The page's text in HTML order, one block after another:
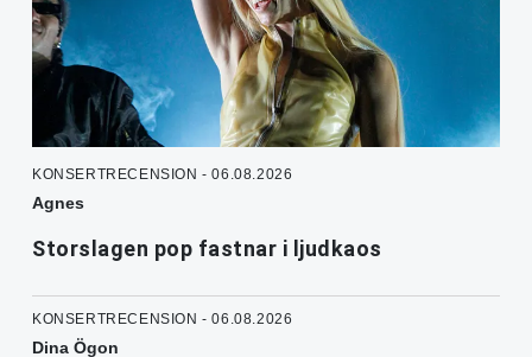
KONSERTRECENSION - 06.08.2026
Agnes
Storslagen pop fastnar i ljudkaos
KONSERTRECENSION - 06.08.2026
Dina Ögon